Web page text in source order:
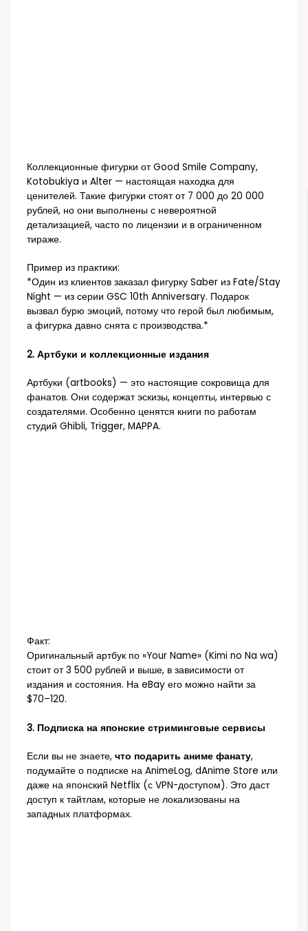
Коллекционные фигурки от Good Smile Company,
Kotobukiya и Alter — настоящая находка для
ценителей. Такие фигурки стоят от 7 000 до 20 000
рублей, но они выполнены с невероятной
детализацией, часто по лицензии и в ограниченном
тираже.
Пример из практики:
*Один из клиентов заказал фигурку Saber из Fate/Stay
Night — из серии GSC 10th Anniversary. Подарок
вызвал бурю эмоций, потому что герой был любимым,
а фигурка давно снята с производства.*
2. Артбуки и коллекционные издания
Артбуки (artbooks) — это настоящие сокровища для
фанатов. Они содержат эскизы, концепты, интервью с
создателями. Особенно ценятся книги по работам
студий Ghibli, Trigger, MAPPA.
Факт:
Оригинальный артбук по «Your Name» (Kimi no Na wa)
стоит от 3 500 рублей и выше, в зависимости от
издания и состояния. На eBay его можно найти за
$70–120.
3. Подписка на японские стриминговые сервисы
Если вы не знаете,что подарить аниме фанату,
подумайте о подписке на AnimeLog, dAnime Store или
даже на японский Netflix (с VPN-доступом). Это даст
доступ к тайтлам, которые не локализованы на
западных платформах.